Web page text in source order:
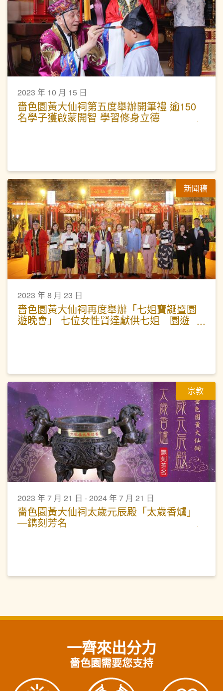
2023 年 10 月 15 日
嗇色園黃大仙祠第五度舉辦開筆禮 逾150
名學子獲啟蒙開智 學習修身立德
新聞稿
2023 年 8 月 23 日
嗇色園黃大仙祠再度舉辦「七姐寶誕暨園
遊晚會」 七位女性賢達獻供七姐 園遊
宗教
2023 年 7 月 21 日 - 2024 年 7 月 21 日
嗇色園黃大仙祠太歲元辰殿「太歲香爐」
—鐫刻芳名
一齊來出分力
嗇色園需要您支持